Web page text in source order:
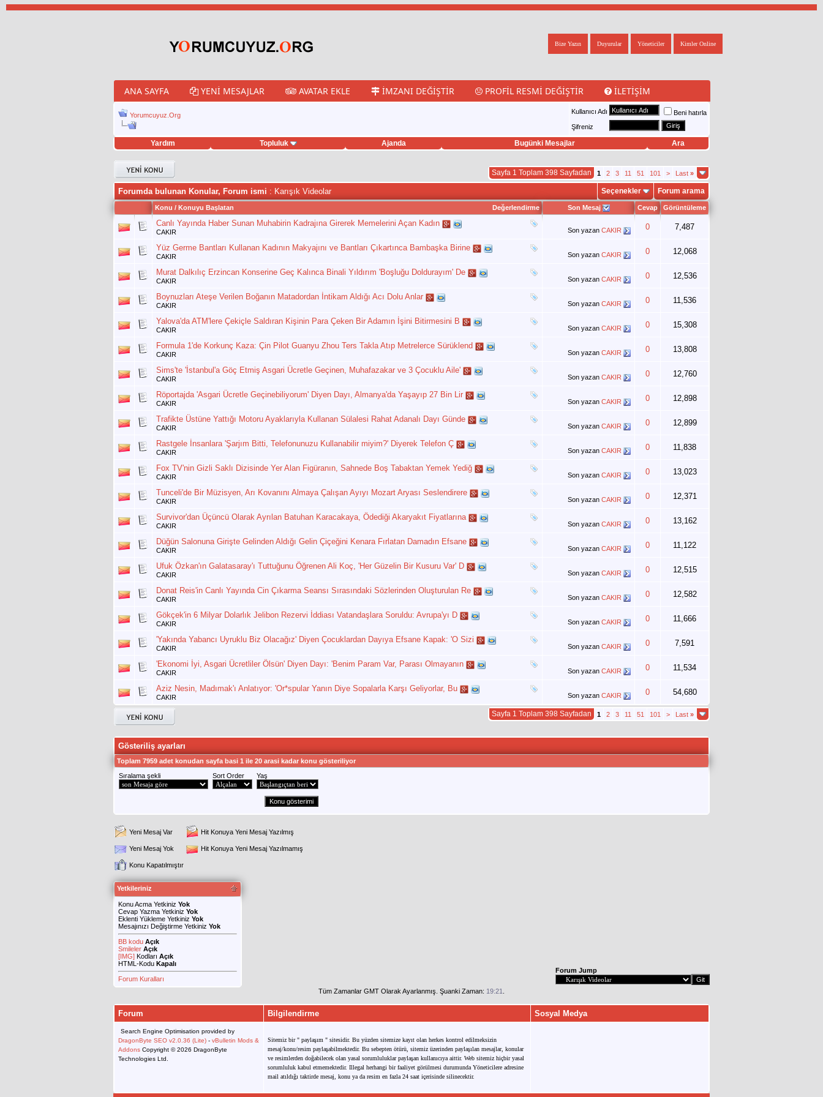
Kimler Online
Yöneticiler
Duyurular
Bize Yazın
ANA SAYFA YENI MESAJLAR AVATAR EKLE İMZANI DEĞIŞTIR PROFIL RESMI DEĞIŞTIR İLETIŞIM
Yorumcuyuz.Org Kullanıcı Adı
Beni hatırla
Şifreniz
Yardım Topluluk Ajanda Bugünki Mesajlar Ara
twitter retweet hilesi
Sayfa 1 Toplam 398 Sayfadan 1 2 3 11 51 101 > Last »
Forumda bulunan Konular, Forum ismi : Karışık Videolar Seçenekler Forum arama
Değerlendirme
Konu / Konuyu Başlatan Son Mesaj Cevap Görüntüleme
Canlı Yayında Haber Sunan Muhabirin Kadrajına Girerek Memelerini Açan Kadın
CAKIR Son yazan CAKIR 0 7,487
Yüz Germe Bantları Kullanan Kadının Makyajını ve Bantları Çıkartınca Bambaşka Birine
CAKIR Son yazan CAKIR 0 12,068
Murat Dalkılıç Erzincan Konserine Geç Kalınca Binali Yıldırım 'Boşluğu Doldurayım' De
CAKIR Son yazan CAKIR 0 12,536
Boynuzları Ateşe Verilen Boğanın Matadordan İntikam Aldığı Acı Dolu Anlar
CAKIR Son yazan CAKIR 0 11,536
Yalova'da ATM'lere Çekiçle Saldıran Kişinin Para Çeken Bir Adamın İşini Bitirmesini B
CAKIR Son yazan CAKIR 0 15,308
Formula 1'de Korkunç Kaza: Çin Pilot Guanyu Zhou Ters Takla Atıp Metrelerce Sürüklend
CAKIR Son yazan CAKIR 0 13,808
Sims'te 'İstanbul'a Göç Etmiş Asgari Ücretle Geçinen, Muhafazakar ve 3 Çocuklu Aile'
CAKIR Son yazan CAKIR 0 12,760
Röportajda 'Asgari Ücretle Geçinebiliyorum' Diyen Dayı, Almanya'da Yaşayıp 27 Bin Lir
CAKIR Son yazan CAKIR 0 12,898
Trafikte Üstüne Yattığı Motoru Ayaklarıyla Kullanan Sülalesi Rahat Adanalı Dayı Günde
CAKIR Son yazan CAKIR 0 12,899
Rastgele İnsanlara 'Şarjım Bitti, Telefonunuzu Kullanabilir miyim?' Diyerek Telefon Ç
CAKIR Son yazan CAKIR 0 11,838
Fox TV'nin Gizli Saklı Dizisinde Yer Alan Figüranın, Sahnede Boş Tabaktan Yemek Yediğ
CAKIR Son yazan CAKIR 0 13,023
Tunceli'de Bir Müzisyen, Arı Kovanını Almaya Çalışan Ayıyı Mozart Aryası Seslendirere
CAKIR Son yazan CAKIR 0 12,371
Survivor'dan Üçüncü Olarak Ayrılan Batuhan Karacakaya, Ödediği Akaryakıt Fiyatlarına
CAKIR Son yazan CAKIR 0 13,162
Düğün Salonuna Girişte Gelinden Aldığı Gelin Çiçeğini Kenara Fırlatan Damadın Efsane
CAKIR Son yazan CAKIR 0 11,122
Ufuk Özkan'ın Galatasaray'ı Tuttuğunu Öğrenen Ali Koç, 'Her Güzelin Bir Kusuru Var' D
CAKIR Son yazan CAKIR 0 12,515
Donat Reis'in Canlı Yayında Cin Çıkarma Seansı Sırasındaki Sözlerinden Oluşturulan Re
CAKIR Son yazan CAKIR 0 12,582
Gökçek'in 6 Milyar Dolarlık Jelibon Rezervi İddiası Vatandaşlara Soruldu: Avrupa'yı D
CAKIR Son yazan CAKIR 0 11,666
'Yakında Yabancı Uyruklu Biz Olacağız' Diyen Çocuklardan Dayıya Efsane Kapak: 'O Sizi
CAKIR Son yazan CAKIR 0 7,591
'Ekonomi İyi, Asgari Ücretliler Ölsün' Diyen Dayı: 'Benim Param Var, Parası Olmayanın
CAKIR Son yazan CAKIR 0 11,534
Aziz Nesin, Madımak'ı Anlatıyor: 'Or*spular Yanın Diye Sopalarla Karşı Geliyorlar, Bu
CAKIR Son yazan CAKIR 0 54,680
Sayfa 1 Toplam 398 Sayfadan 1 2 3 11 51 101 > Last »
Gösteriliş ayarları
Toplam 7959 adet konudan sayfa basi 1 ile 20 arasi kadar konu gösteriliyor
Sıralama şekli
Sort Order Yaş
Yeni Mesaj Var Hit Konuya Yeni Mesaj Yazılmış
Yeni Mesaj Yok Hit Konuya Yeni Mesaj Yazılmamış
Konu Kapatılmıştır
Yetkileriniz
Konu Acma Yetkiniz Yok
Cevap Yazma Yetkiniz Yok
Eklenti Yükleme Yetkiniz Yok
Mesajınızı Değiştirme Yetkiniz Yok
BB kodu Açık
Smileler Açık
[IMG] Kodları Açık
HTML-Kodu Kapalı
Forum Kuralları
Forum Jump
Tüm Zamanlar GMT Olarak Ayarlanmış. Şuanki Zaman: 19:21
Forum Bilgilendirme Sosyal Medya
Search Engine Optimisation provided by
DragonByte SEO v2.0.36 (Lite) - vBulletin Mods &
Addons Copyright © 2026 DragonByte
Technologies Ltd.
Sitemiz bir " paylaşım " sitesidir. Bu yüzden sitemize kayıt olan herkes kontrol edilmeksizin
mesaj/konu/resim paylaşabilmektedir. Bu sebepten ötürü, sitemiz üzerinden paylaşılan mesajlar, konular
ve resimlerden doğabilecek olan yasal sorumluluklar paylaşan kullanıcıya aittir. Web sitemiz hiçbir yasal
sorumluluk kabul etmemektedir. Illegal herhangi bir faaliyet görülmesi durumunda Yöneticilere adresine
mail atıldığı taktirde mesaj, konu ya da resim en fazla 24 saat içerisinde silinecektir.